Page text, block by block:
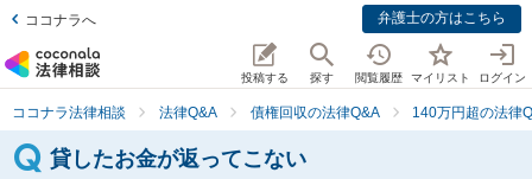
ココナラへ 弁護士の方はこちら
投稿する 探す 閲覧履歴 マイリスト ログイン
ココナラ法律相談 法律Q&A 債権回収の法律Q&A 140万円超の法律
貸したお金が返ってこない